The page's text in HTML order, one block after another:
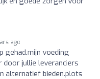
ago
gehad.mijn voeding
door jullie leveranciers
alternatief bieden.plots